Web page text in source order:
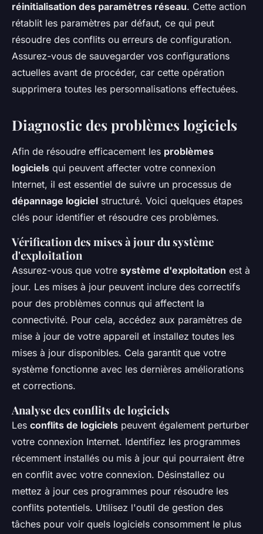
réinitialisation des paramètres réseau. Cette action
rétablit les paramètres par défaut, ce qui peut
résoudre des conflits ou erreurs de configuration.
Assurez-vous de sauvegarder vos configurations
actuelles avant de procéder, car cette opération
supprimera toutes les personnalisations effectuées.
Diagnostic des problèmes logiciels
Afin de résoudre efficacement les problèmes
logiciels qui peuvent affecter votre connexion
Internet, il est essentiel de suivre un processus de
dépannage logiciel structuré. Voici quelques étapes
clés pour identifier et résoudre ces problèmes.
Vérification des mises à jour du système
d'exploitation
Assurez-vous que votre système d'exploitation est à
jour. Les mises à jour peuvent inclure des correctifs
pour des problèmes connus qui affectent la
connectivité. Pour cela, accédez aux paramètres de
mise à jour de votre appareil et installez toutes les
mises à jour disponibles. Cela garantit que votre
système fonctionne avec les dernières améliorations
et corrections.
Analyse des conflits de logiciels
Les conflits de logiciels peuvent également perturber
votre connexion Internet. Identifiez les programmes
récemment installés ou mis à jour qui pourraient être
en conflit avec votre connexion. Désinstallez ou
mettez à jour ces programmes pour résoudre les
conflits potentiels. Utilisez l'outil de gestion des
tâches pour voir quels logiciels consomment le plus